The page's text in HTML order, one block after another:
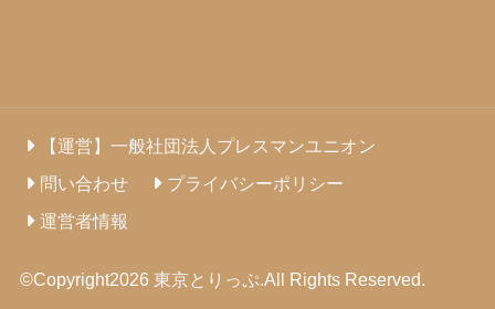
【運営】一般社団法人プレスマンユニオン
問い合わせ
プライバシーポリシー
運営者情報
©Copyright2026 東京とりっぷ.All Rights Reserved.